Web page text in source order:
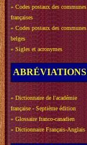
» Codes postaux des communes
françaises
» Codes postaux des communes
belges
» Sigles et acronymes
ABRÉVIATIONS
» Dictionnaire de l'académie
française - Septième édition
» Glossaire franco-canadien
» Dictionnaire Français-Anglais